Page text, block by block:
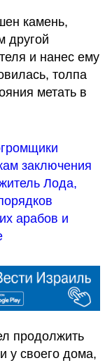
камень,
другой
и нанес ему
толпа
метать в
заключения
Лода,
арабов и
продолжить
у своего дома,